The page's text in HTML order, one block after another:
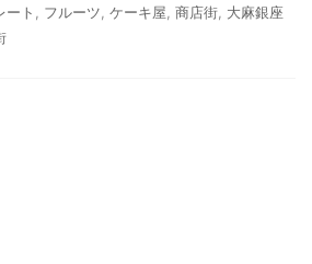
ート , フルーツ, ケーキ屋, 商店街, 大麻銀座